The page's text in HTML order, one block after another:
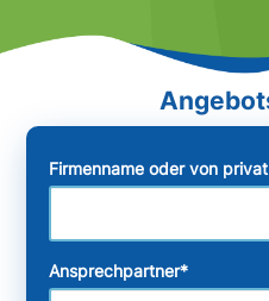
Firmenname oder von privat
Ansprechpartner*